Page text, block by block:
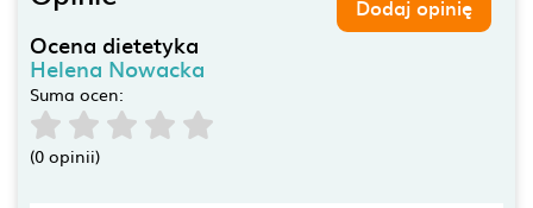
Dodaj opinię
Ocena dietetyka
Helena Nowacka
Suma ocen:
(0 opinii)